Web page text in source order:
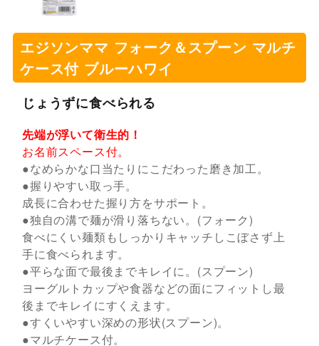
エジソンママ フォーク＆スプーン マルチ
ケース付 ブルーハワイ
じょうずに食べられる
先端が浮いて衛生的！
お名前スペース付。
●なめらかな口当たりにこだわった磨き加工。
●握りやすい取っ手。
成長に合わせた握り方をサポート。
●独自の溝で麺が滑り落ちない。(フォーク)
食べにくい麺類もしっかりキャッチしこぼさず上
手に食べられます。
●平らな面で最後までキレイに。(スプーン)
ヨーグルトカップや食器などの面にフィットし最
後までキレイにすくえます。
●すくいやすい深めの形状(スプーン)。
●マルチケース付。